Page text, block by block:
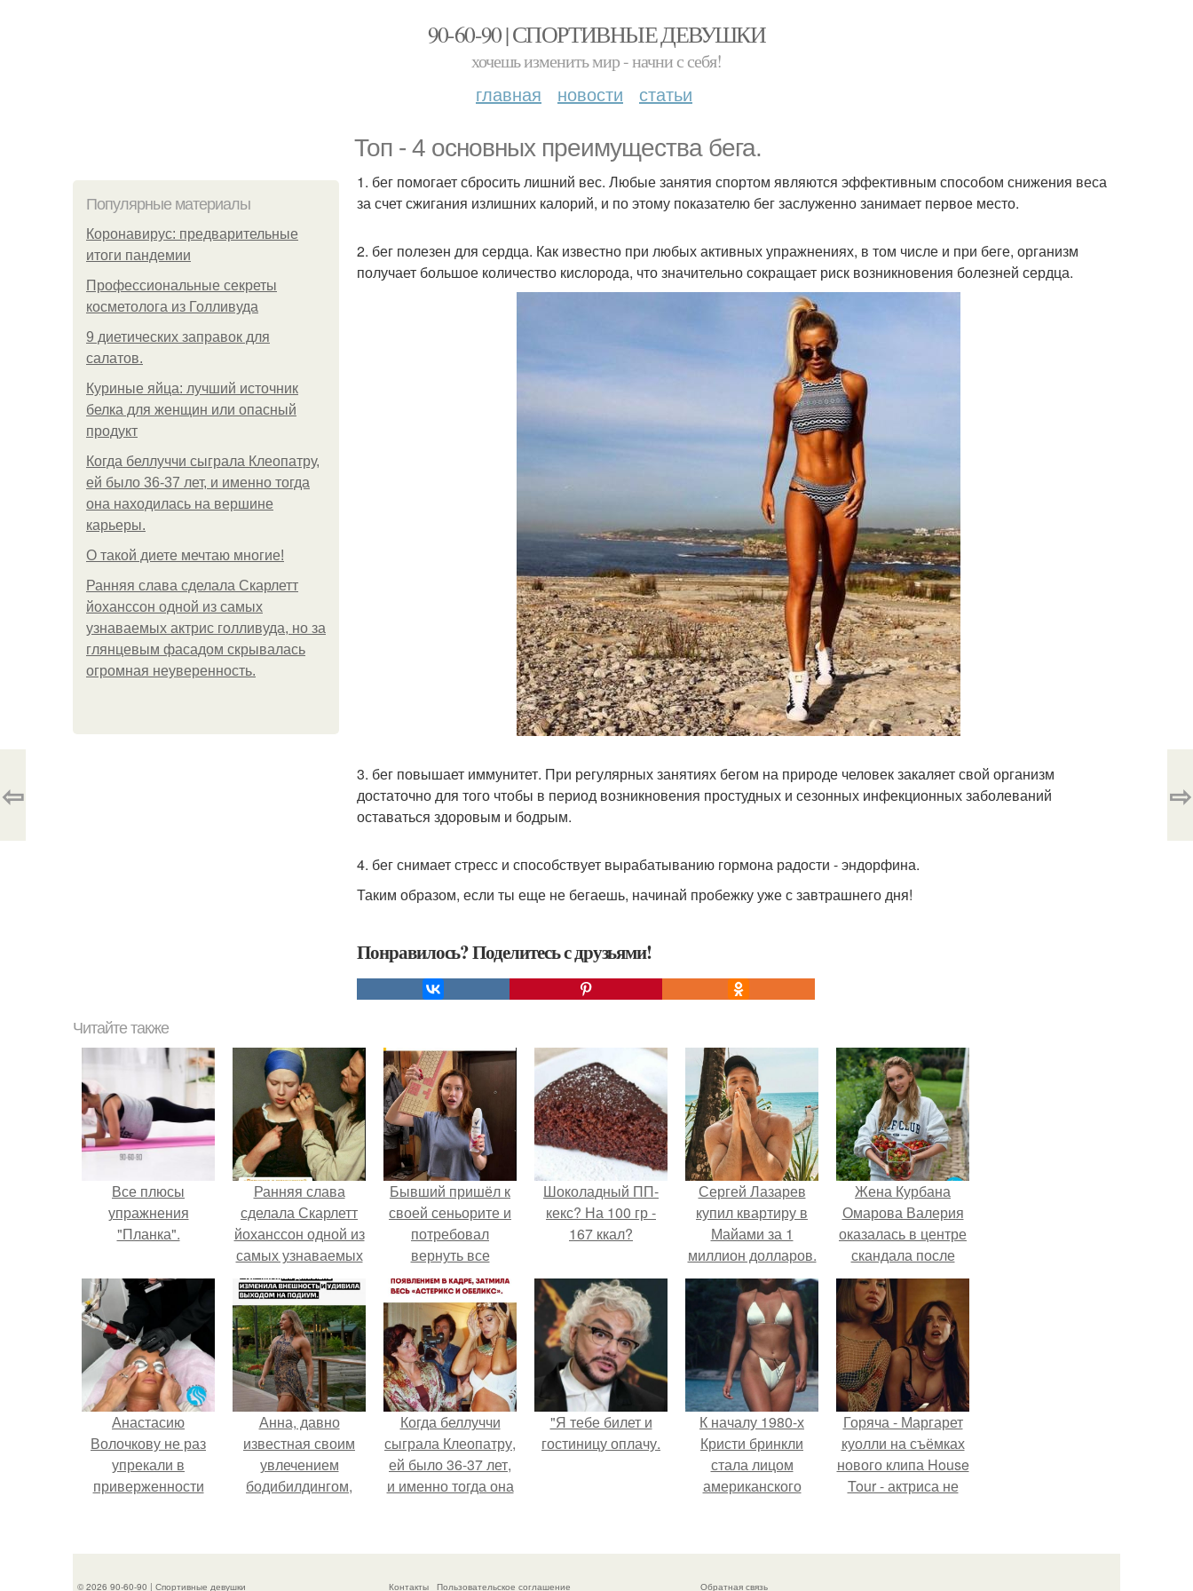
90-60-90 | СПОРТИВНЫЕ ДЕВУШКИ
хочешь изменить мир - начни с себя!
главная новости статьи
Топ - 4 основных преимущества бега.
Популярные материалы
Коронавирус: предварительные
итоги пандемии
Профессиональные секреты
косметолога из Голливуда
9 диетических заправок для
салатов.
Куриные яйца: лучший источник
белка для женщин или опасный
продукт
Когда беллуччи сыграла Клеопатру,
ей было 36-37 лет, и именно тогда
она находилась на вершине
карьеры.
О такой диете мечтаю многие!
Ранняя слава сделала Скарлетт
йоханссон одной из самых
узнаваемых актрис голливуда, но за
глянцевым фасадом скрывалась
огромная неуверенность.
1. бег помогает сбросить лишний вес. Любые занятия спортом являются эффективным способом снижения веса
за счет сжигания излишних калорий, и по этому показателю бег заслуженно занимает первое место.
2. бег полезен для сердца. Как известно при любых активных упражнениях, в том числе и при беге, организм
получает большое количество кислорода, что значительно сокращает риск возникновения болезней сердца.
3. бег повышает иммунитет. При регулярных занятиях бегом на природе человек закаляет свой организм
достаточно для того чтобы в период возникновения простудных и сезонных инфекционных заболеваний
оставаться здоровым и бодрым.
4. бег снимает стресс и способствует вырабатыванию гормона радости - эндорфина.
Таким образом, если ты еще не бегаешь, начинай пробежку уже с завтрашнего дня!
Понравилось? Поделитесь с друзьями!
⇦ ⇨
Читайте также
Все плюсы
упражнения
"Планка".
Ранняя слава
сделала Скарлетт
йоханссон одной из
самых узнаваемых
актрис голливуда,
но за глянцевым
фасадом
скрывалась
огромная
неуверенность.
Бывший пришёл к
своей сеньорите и
потребовал
вернуть все
подарки.
Шоколадный ПП-
кекс? На 100 гр -
167 ккал?
Сергей Лазарев
купил квартиру в
Майами за 1
миллион долларов.
Жена Курбана
Омарова Валерия
оказалась в центре
скандала после
визита блогера
Марины ильиной в
косметологическую
клинику.
Анастасию
Волочкову не раз
упрекали в
приверженности
Анна, давно
известная своим
увлечением
бодибилдингом,
в роли модели.
Когда беллуччи
сыграла Клеопатру,
ей было 36-37 лет,
и именно тогда она
"Я тебе билет и
гостиницу оплачу.
К началу 1980-х
Кристи бринкли
стала лицом
американского
воплощением
Горяча - Маргарет
куолли на съёмках
нового клипа House
Tour - актриса не
выступила в роли
© 2026 90-60-90 | Спортивные девушки Контакты Пользовательское соглашение Обратная связь